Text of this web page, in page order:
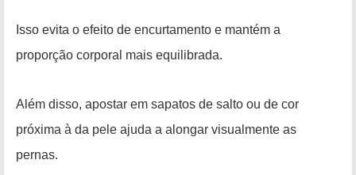
Isso evita o efeito de encurtamento e mantém a
proporção corporal mais equilibrada.
Além disso, apostar em sapatos de salto ou de cor
próxima à da pele ajuda a alongar visualmente as
pernas.